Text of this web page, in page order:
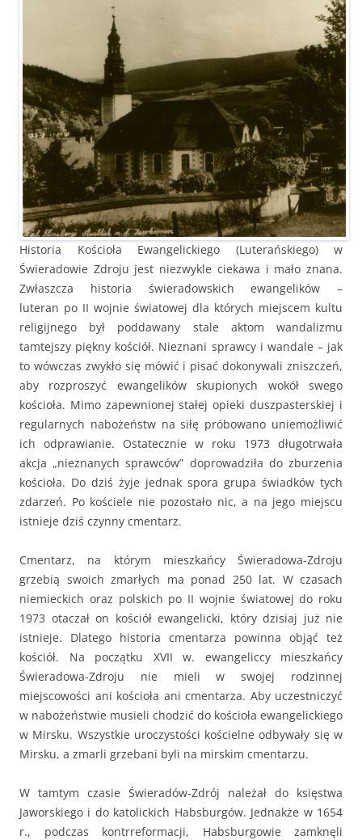
Historia Kościoła Ewangelickiego (Luterańskiego) w
Świeradowie Zdroju jest niezwykle ciekawa i mało znana.
Zwłaszcza historia świeradowskich ewangelików –
luteran po II wojnie światowej dla których miejscem kultu
religijnego był poddawany stale aktom wandalizmu
tamtejszy piękny kościół. Nieznani sprawcy i wandale – jak
to wówczas zwykło się mówić i pisać dokonywali zniszczeń,
aby rozproszyć ewangelików skupionych wokół swego
kościoła. Mimo zapewnionej stałej opieki duszpasterskiej i
regularnych nabożeństw na siłę próbowano uniemożliwić
ich odprawianie. Ostatecznie w roku 1973 długotrwała
akcja „nieznanych sprawców” doprowadziła do zburzenia
kościoła. Do dziś żyje jednak spora grupa świadków tych
zdarzeń. Po kościele nie pozostało nic, a na jego miejscu
istnieje dziś czynny cmentarz.
Cmentarz, na którym mieszkańcy Świeradowa-Zdroju
grzebią swoich zmarłych ma ponad 250 lat. W czasach
niemieckich oraz polskich po II wojnie światowej do roku
1973 otaczał on kościół ewangelicki, który dzisiaj już nie
istnieje. Dlatego historia cmentarza powinna objąć też
kościół. Na początku XVII w. ewangeliccy mieszkańcy
Świeradowa-Zdroju nie mieli w swojej rodzinnej
miejscowości ani kościoła ani cmentarza. Aby uczestniczyć
w nabożeństwie musieli chodzić do kościoła ewangelickiego
w Mirsku. Wszystkie uroczystości kościelne odbywały się w
Mirsku, a zmarli grzebani byli na mirskim cmentarzu.
W tamtym czasie Świeradów-Zdrój należał do księstwa
Jaworskiego i do katolickich Habsburgów. Jednakże w 1654
r., podczas kontrreformacji, Habsburgowie zamknęli